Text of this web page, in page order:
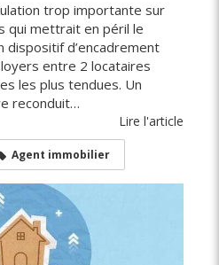
trop importante sur
qui mettrait en péril le
dispositif d’encadrement
entre 2 locataires
les plus tendues. Un
reconduit…
Lire l'article
Agent immobilier